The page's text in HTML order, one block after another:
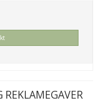
REKLAMEGAVER